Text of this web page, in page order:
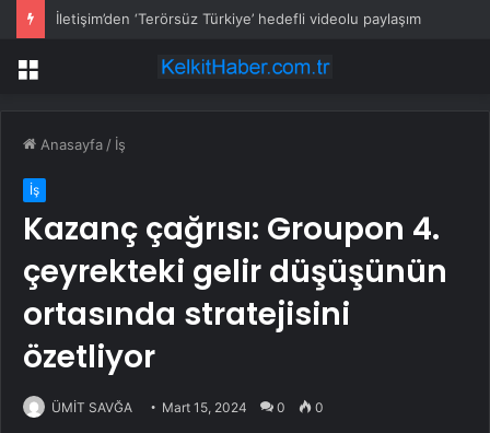
İletişim’den ‘Terörsüz Türkiye’ hedefli videolu paylaşım
Menü
Anasayfa / İş
İş
Kazanç çağrısı: Groupon 4.
çeyrekteki gelir düşüşünün
ortasında stratejisini
özetliyor
ÜMİT SAVĞA Mart 15, 2024 0 0